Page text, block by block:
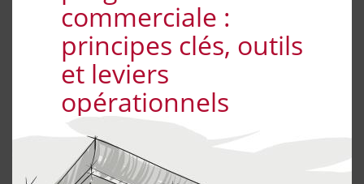
commerciale :
principes clés, outils
et leviers
opérationnels